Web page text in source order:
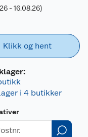
- 16.08.26)
Klikk og hent
i 4 butikker